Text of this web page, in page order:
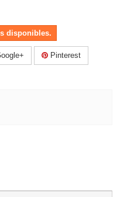
disponibles.
Pinterest